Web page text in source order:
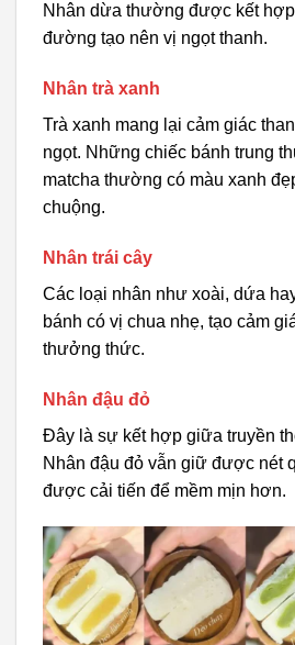
Nhân dừa thường được kết
đường tạo nên vị ngọt thanh.
Nhân trà xanh
Trà xanh mang lại cảm giác
ngọt. Những chiếc bánh trung
matcha thường có màu xanh
chuộng.
Nhân trái cây
Các loại nhân như xoài, dứa
bánh có vị chua nhẹ, tạo cảm
thưởng thức.
Nhân đậu đỏ
Đây là sự kết hợp giữa truyền
Nhân đậu đỏ vẫn giữ được nét
được cải tiến để mềm mịn hơn.